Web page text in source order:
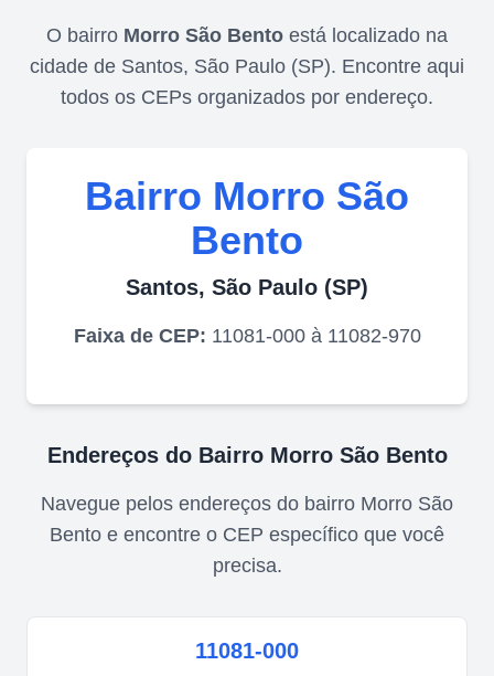
O bairro Morro São Bento está localizado na
cidade de Santos, São Paulo (SP). Encontre aqui
todos os CEPs organizados por endereço.
Bairro Morro São
Bento
Santos, São Paulo (SP)
Faixa de CEP: 11081-000 à 11082-970
Endereços do Bairro Morro São Bento
Navegue pelos endereços do bairro Morro São
Bento e encontre o CEP específico que você
precisa.
11081-000